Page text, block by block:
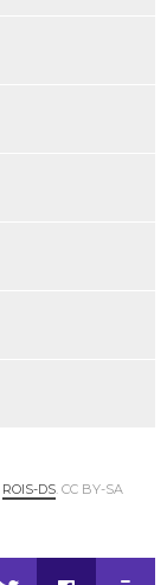
ROIS-DS. CC BY-SA